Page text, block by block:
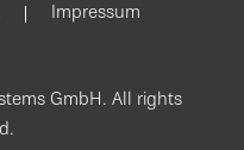
Impressum
GmbH. All rights